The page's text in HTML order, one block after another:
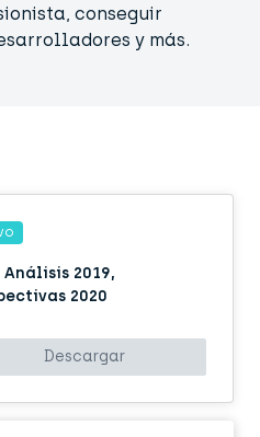
conseguir
y más.
Análisis 2019,
2020
Descargar